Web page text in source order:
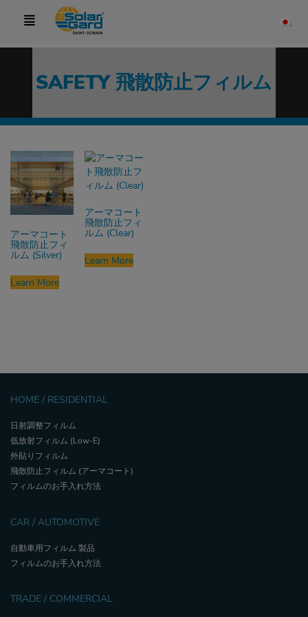
SAFETY 飛散防止フィルム
アーマコート
飛散防止フィ
ルム (Silver)
Learn More
アーマコート
飛散防止フィ
ルム (Clear)
Learn More
HOME / RESIDENTIAL
日射調整フィルム
低放射フィルム (Low-E)
外貼りフィルム
飛散防止フィルム (アーマコート)
フィルムのお手入れ方法
CAR / AUTOMOTIVE
自動車用フィルム 製品
フィルムのお手入れ方法
TRADE / COMMERCIAL